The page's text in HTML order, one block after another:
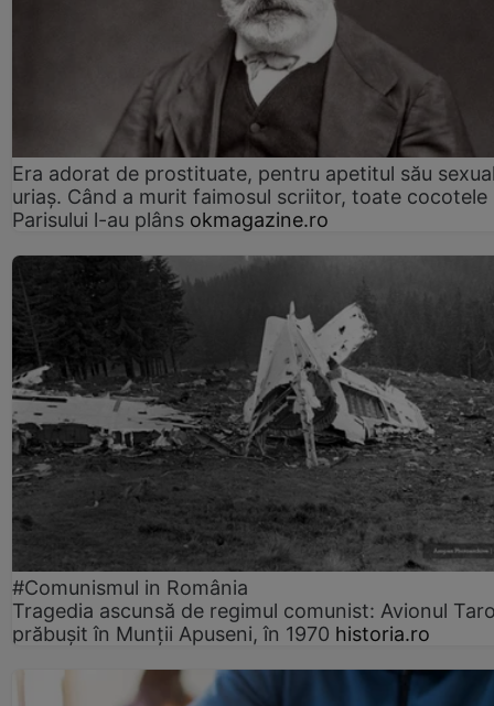
Era adorat de prostituate, pentru apetitul său
uriaș. Când a murit faimosul scriitor, toate cocotele
Parisului l-au plâns okmagazine.ro
#Comunismul in România
Tragedia ascunsă de regimul comunist: Avionul
prăbușit în Munții Apuseni, în 1970 historia.ro